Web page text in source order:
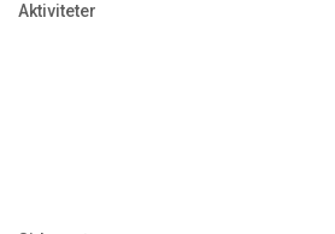
Aktiviteter